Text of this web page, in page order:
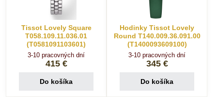
Tissot Lovely Square
T058.109.11.036.01
(T0581091103601)
3-10 pracovných dní
415 €
Do košíka
Hodinky Tissot Lovely
Round T140.009.36.091.00
(T1400093609100)
3-10 pracovných dní
345 €
Do košíka